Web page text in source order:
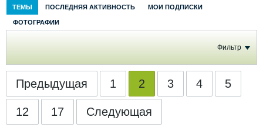
ТЕМЫ ПОСЛЕДНЯЯ АКТИВНОСТЬ МОИ ПОДПИСКИ
ФОТОГРАФИИ
Фильтр
Предыдущая 1 2 3 4 5
12 17 Следующая